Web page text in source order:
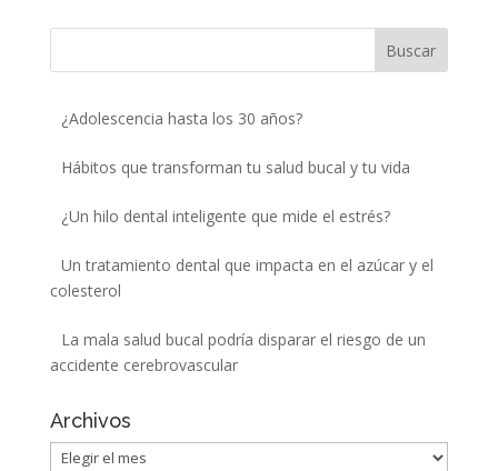
¿Adolescencia hasta los 30 años?
Hábitos que transforman tu salud bucal y tu vida
¿Un hilo dental inteligente que mide el estrés?
Un tratamiento dental que impacta en el azúcar y el
colesterol
La mala salud bucal podría disparar el riesgo de un
accidente cerebrovascular
Archivos
Archivos